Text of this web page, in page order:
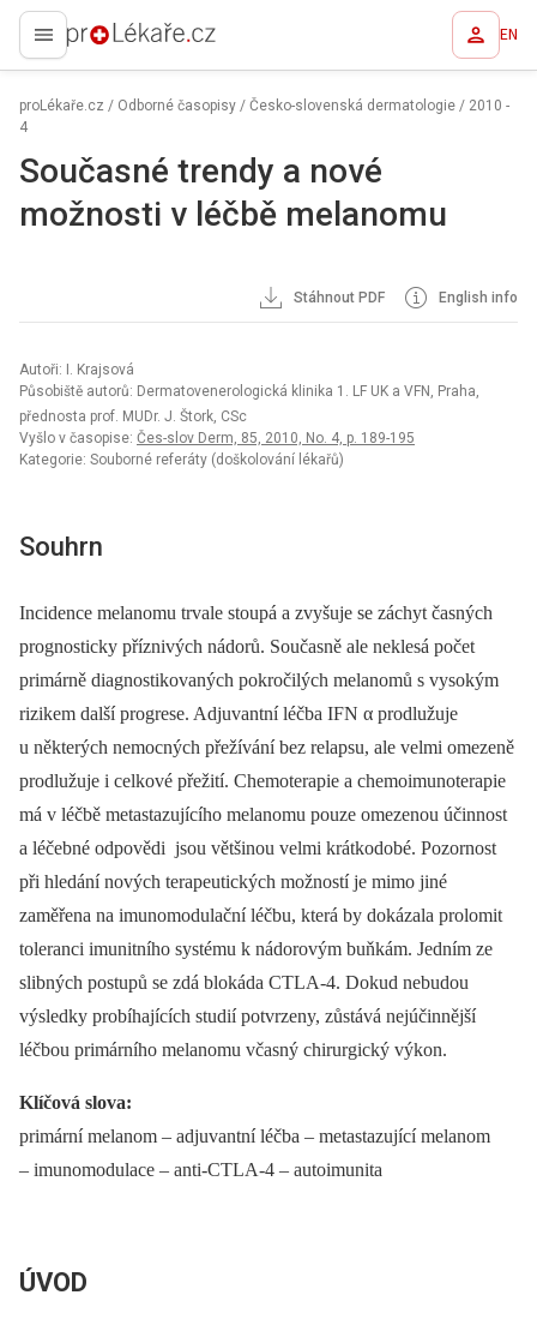
proLékaře.cz EN
proLékaře.cz / Odborné časopisy / Česko-slovenská dermatologie / 2010 -
4
Současné trendy a nové
možnosti v léčbě melanomu
Stáhnout PDF English info
Autoři: I. Krajsová
Působiště autorů: Dermatovenerologická klinika 1. LF UK a VFN, Praha,
přednosta prof. MUDr. J. Štork, CSc
Vyšlo v časopise: Čes-slov Derm, 85, 2010, No. 4, p. 189-195
Kategorie: Souborné referáty (doškolování lékařů)
Souhrn
Incidence melanomu trvale stoupá a zvyšuje se záchyt časných
prognosticky příznivých nádorů. Současně ale neklesá počet
primárně diagnostikovaných pokročilých melanomů s vysokým
rizikem další progrese. Adjuvantní léčba IFN α prodlužuje
u některých nemocných přežívání bez relapsu, ale velmi omezeně
prodlužuje i celkové přežití. Chemoterapie a chemoimunoterapie
má v léčbě metastazujícího melanomu pouze omezenou účinnost
a léčebné odpovědi jsou většinou velmi krátkodobé. Pozornost
při hledání nových terapeutických možností je mimo jiné
zaměřena na imunomodulační léčbu, která by dokázala prolomit
toleranci imunitního systému k nádorovým buňkám. Jedním ze
slibných postupů se zdá blokáda CTLA-4. Dokud nebudou
výsledky probíhajících studií potvrzeny, zůstává nejúčinnější
léčbou primárního melanomu včasný chirurgický výkon.
Klíčová slova:
primární melanom –⁠ adjuvantní léčba –⁠ metastazující melanom
–⁠ imunomodulace –⁠ anti-CTLA-4 –⁠ autoimunita
ÚVOD